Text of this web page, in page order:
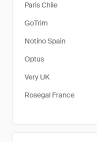
Paris Chile
GoTrim
Notino Spain
Optus
Very UK
Rosegal France